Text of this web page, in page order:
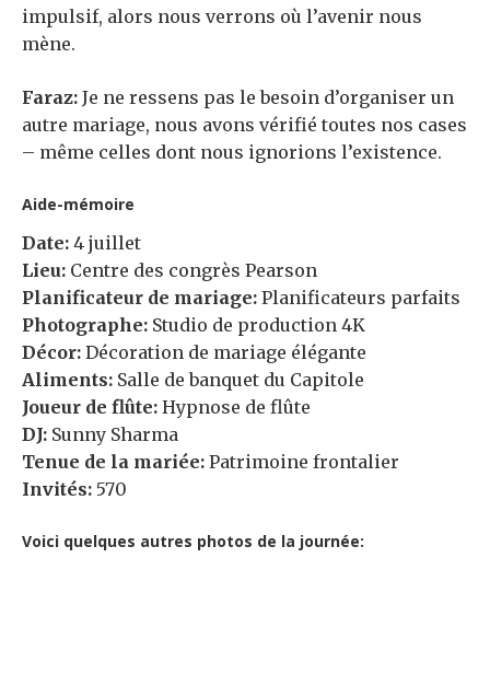
impulsif, alors nous verrons où l’avenir nous
mène.
Faraz: Je ne ressens pas le besoin d’organiser un
autre mariage, nous avons vérifié toutes nos cases
– même celles dont nous ignorions l’existence.
Aide-mémoire
Date: 4 juillet
Lieu: Centre des congrès Pearson
Planificateur de mariage: Planificateurs parfaits
Photographe: Studio de production 4K
Décor: Décoration de mariage élégante
Aliments: Salle de banquet du Capitole
Joueur de flûte: Hypnose de flûte
DJ: Sunny Sharma
Tenue de la mariée: Patrimoine frontalier
Invités: 570
Voici quelques autres photos de la journée: